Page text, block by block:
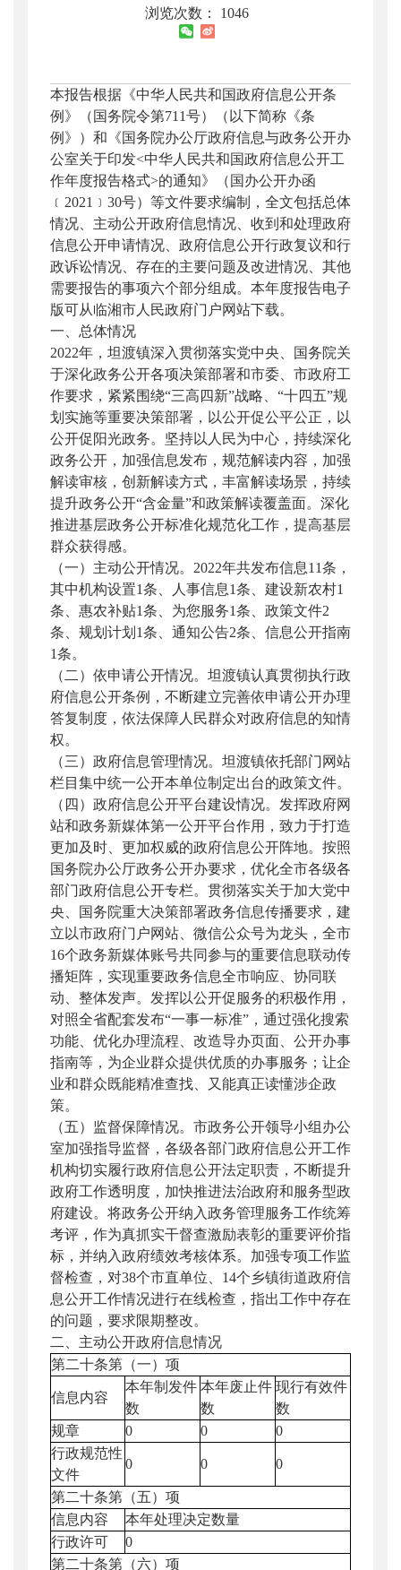
浏览次数： 1046
本报告根据《中华人民共和国政府信息公开条
例》（国务院令第711号）（以下简称《条
例》）和《国务院办公厅政府信息与政务公开办
公室关于印发<中华人民共和国政府信息公开工
作年度报告格式>的通知》（国办公开办函
﹝2021﹞30号）等文件要求编制，全文包括总体
情况、主动公开政府信息情况、收到和处理政府
信息公开申请情况、政府信息公开行政复议和行
政诉讼情况、存在的主要问题及改进情况、其他
需要报告的事项六个部分组成。本年度报告电子
版可从临湘市人民政府门户网站下载。
一、总体情况
2022年，坦渡镇深入贯彻落实党中央、国务院关
于深化政务公开各项决策部署和市委、市政府工
作要求，紧紧围绕“三高四新”战略、“十四五”规
划实施等重要决策部署，以公开促公平公正，以
公开促阳光政务。坚持以人民为中心，持续深化
政务公开，加强信息发布，规范解读内容，加强
解读审核，创新解读方式，丰富解读场景，持续
提升政务公开“含金量”和政策解读覆盖面。深化
推进基层政务公开标准化规范化工作，提高基层
群众获得感。
（一）主动公开情况。2022年共发布信息11条，
其中机构设置1条、人事信息1条、建设新农村1
条、惠农补贴1条、为您服务1条、政策文件2
条、规划计划1条、通知公告2条、信息公开指南
1条。
（二）依申请公开情况。坦渡镇认真贯彻执行政
府信息公开条例，不断建立完善依申请公开办理
答复制度，依法保障人民群众对政府信息的知情
权。
（三）政府信息管理情况。坦渡镇依托部门网站
栏目集中统一公开本单位制定出台的政策文件。
（四）政府信息公开平台建设情况。发挥政府网
站和政务新媒体第一公开平台作用，致力于打造
更加及时、更加权威的政府信息公开阵地。按照
国务院办公厅政务公开办要求，优化全市各级各
部门政府信息公开专栏。贯彻落实关于加大党中
央、国务院重大决策部署政务信息传播要求，建
立以市政府门户网站、微信公众号为龙头，全市
16个政务新媒体账号共同参与的重要信息联动传
播矩阵，实现重要政务信息全市响应、协同联
动、整体发声。发挥以公开促服务的积极作用，
对照全省配套发布“一事一标准”，通过强化搜索
功能、优化办理流程、改造导办页面、公开办事
指南等，为企业群众提供优质的办事服务；让企
业和群众既能精准查找、又能真正读懂涉企政
策。
（五）监督保障情况。市政务公开领导小组办公
室加强指导监督，各级各部门政府信息公开工作
机构切实履行政府信息公开法定职责，不断提升
政府工作透明度，加快推进法治政府和服务型政
府建设。将政务公开纳入政务管理服务工作统筹
考评，作为真抓实干督查激励表彰的重要评价指
标，并纳入政府绩效考核体系。加强专项工作监
督检查，对38个市直单位、14个乡镇街道政府信
息公开工作情况进行在线检查，指出工作中存在
的问题，要求限期整改。
二、主动公开政府信息情况
第二十条第（一）项
信息内容
本年制发件
数
本年废止件
数
现行有效件
数
规章
0 0
0
行政规范性
文件
0 0 0
第二十条第（五）项
信息内容
本年处理决定数量
行政许可
0
第二十条第（六）项